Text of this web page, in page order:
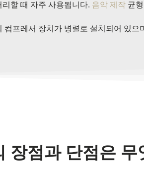
할 때 자주 사용됩니다. 음악 제작 균
장점과 단점은 무